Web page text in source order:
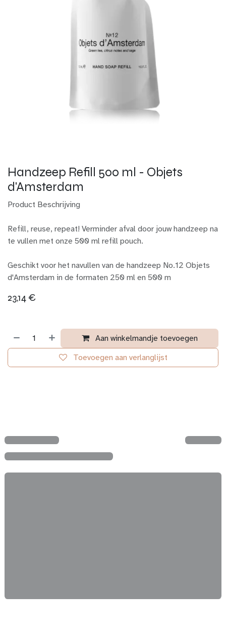
Handzeep Refill 500 ml - Objets
d'Amsterdam
Product Beschrijving
Refill, reuse, repeat! Verminder afval door jouw handzeep na
te vullen met onze 500 ml refill pouch.
Geschikt voor het navullen van de handzeep No.12 Objets
d'Amsterdam in de formaten 250 ml en 500 m
23,14€
Aan winkelmandje toevoegen
Toevoegen aan verlanglijst